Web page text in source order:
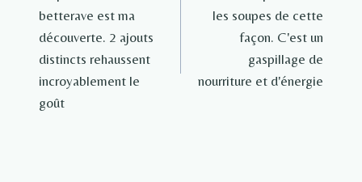
l’article
betterave est ma
découverte. 2 ajouts
distincts rehaussent
incroyablement le
goût
les soupes de cette
façon. C'est un
gaspillage de
nourriture et d'énergie